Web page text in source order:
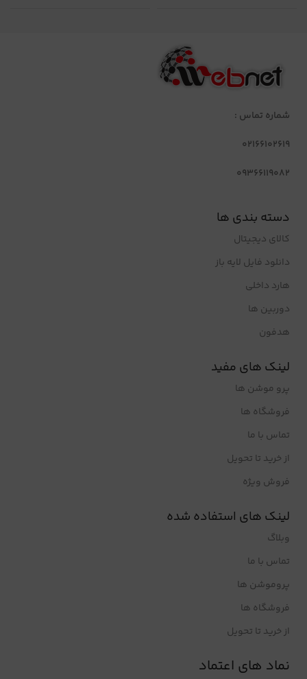
شماره تماس :
02166102619
09366119082
دسته بندی ها
کالای دیجیتال
دانلود فایل لایه باز
هارد داخلی
دوربین ها
هدفون
لینک های مفید
پرو موشن ها
فروشگاه ها
تماس با ما
از خرید تا تحویل
فروش ویژه
لینک های استفاده شده
وبلاگ
تماس با ما
پروموشن ها
فروشگاه ها
از خرید تا تحویل
نماد های اعتماد